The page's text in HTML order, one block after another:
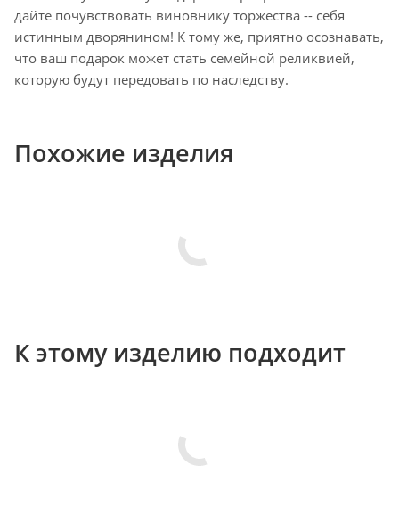
дайте почувствовать виновнику торжества -- себя
истинным дворянином! К тому же, приятно осознавать,
что ваш подарок может стать семейной реликвией,
которую будут передовать по наследству.
Похожие изделия
К этому изделию подходит